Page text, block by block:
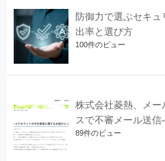
防御力で選ぶセキ
出率と選び方
100件のビュー
株式会社菱熱、メー
スで不審メール送
89件のビュー